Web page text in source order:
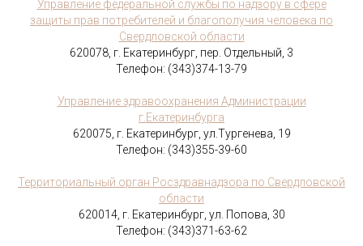
Управление федеральной службы по надзору в сфере
защиты прав потребителей и благополучия человека по
Свердловской области
620078, г. Екатеринбург, пер. Отдельный, 3
Телефон: (343)374-13-79
Управление здравоохранения Администрации
г.Екатеринбурга
620075, г. Екатеринбург, ул.Тургенева, 19
Телефон: (343)355-39-60
Территориальный орган Росздравнадзора по Свердловской
области
620014, г. Екатеринбург, ул. Попова, 30
Телефон: (343)371-63-62